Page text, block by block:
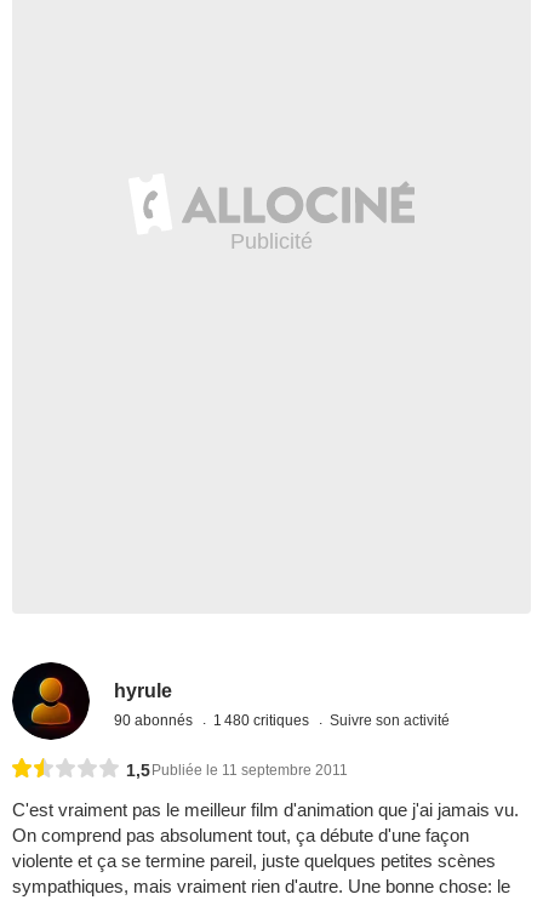
hyrule
90 abonnés 1 480 critiques Suivre son activité
1,5 Publiée le 11 septembre 2011
C'est vraiment pas le meilleur film d'animation que j'ai jamais vu.
On comprend pas absolument tout, ça débute d'une façon
violente et ça se termine pareil, juste quelques petites scènes
sympathiques, mais vraiment rien d'autre. Une bonne chose: le